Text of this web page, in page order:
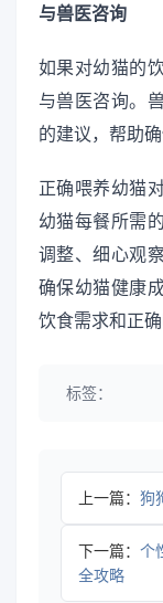
与兽医咨询
如果对幼猫的
与兽医咨询。
的建议，帮助
正确喂养幼猫
幼猫每餐所需
调整、细心观
确保幼猫健康
饮食需求和正
标签：
上一篇： 狗
下一篇： 个
全攻略